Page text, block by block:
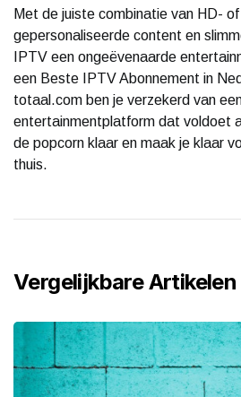
Met de juiste combinatie van HD-
gepersonaliseerde content en
IPTV een ongeëvenaarde
een Beste IPTV Abonnement in
totaal.com ben je verzekerd van
entertainmentplatform dat voldoet
de popcorn klaar en maak je klaar
thuis.
Vergelijkbare Artikelen